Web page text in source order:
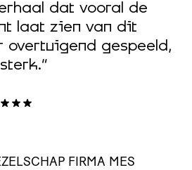
dat vooral de
laat zien van dit
overtuigend gespeeld,
FIRMA MES